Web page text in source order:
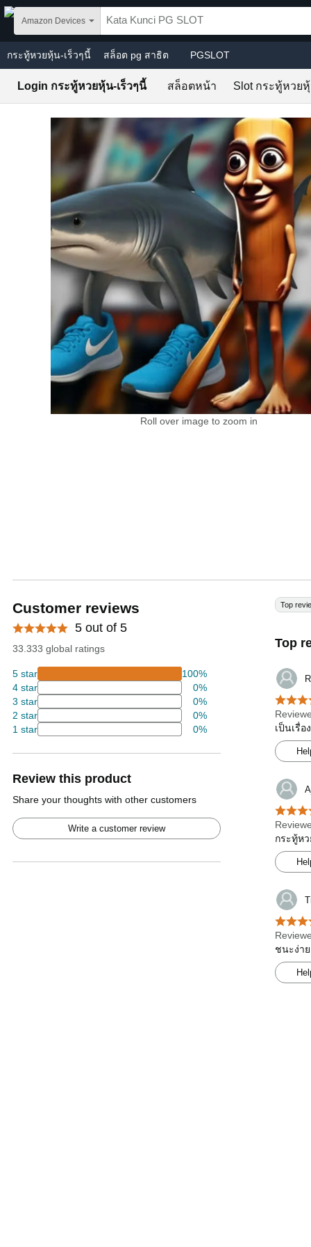
Skip to main content
Amazon Devices
กระทู้หวยหุ้น-เร็วๆนี้ สล็อต pg สาธิต PGSLOT
Login กระทู้หวยหุ้น-เร็วๆนี้ สล็อตหน้า Slot กระทู้หวย
Roll over image to zoom in
Customer reviews
5 out of 5
33.333 global ratings
5 star
100%
4 star
0%
3 star
0%
2 star
0%
1 star
0%
Review this product
Share your thoughts with other customers
Write a customer review
Top
Top
เป็นเรื่
กระทู้ห
ชนะง่า